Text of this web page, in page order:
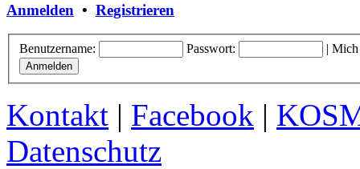
Anmelden • Registrieren
Benutzername: Passwort: | Mich
Kontakt | Facebook |
Datenschutz